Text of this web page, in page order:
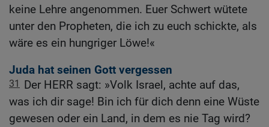
keine Lehre angenommen. Euer Schwert wütete
unter den Propheten, die ich zu euch schickte, als
wäre es ein hungriger Löwe!«
Juda hat seinen Gott vergessen
31 Der HERR sagt: »Volk Israel, achte auf das,
was ich dir sage! Bin ich für dich denn eine Wüste
gewesen oder ein Land, in dem es nie Tag wird?